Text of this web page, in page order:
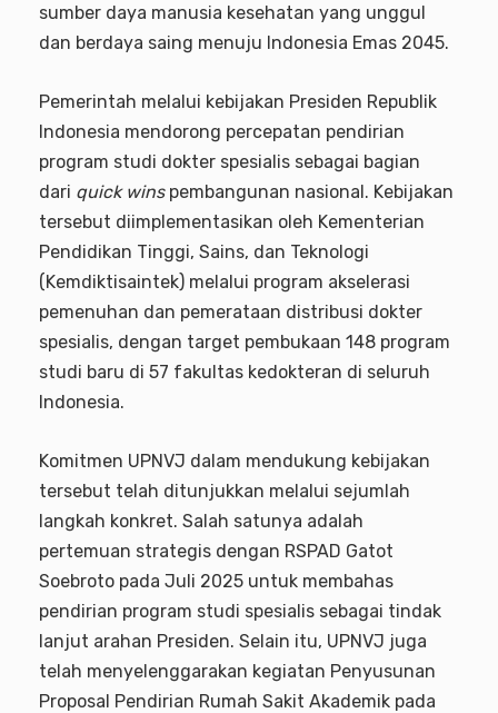
sumber daya manusia kesehatan yang unggul
dan berdaya saing menuju Indonesia Emas 2045.
Pemerintah melalui kebijakan Presiden Republik
Indonesia mendorong percepatan pendirian
program studi dokter spesialis sebagai bagian
dari quick winspembangunan nasional. Kebijakan
tersebut diimplementasikan oleh Kementerian
Pendidikan Tinggi, Sains, dan Teknologi
(Kemdiktisaintek) melalui program akselerasi
pemenuhan dan pemerataan distribusi dokter
spesialis, dengan target pembukaan 148 program
studi baru di 57 fakultas kedokteran di seluruh
Indonesia.
Komitmen UPNVJ dalam mendukung kebijakan
tersebut telah ditunjukkan melalui sejumlah
langkah konkret. Salah satunya adalah
pertemuan strategis dengan RSPAD Gatot
Soebroto pada Juli 2025 untuk membahas
pendirian program studi spesialis sebagai tindak
lanjut arahan Presiden. Selain itu, UPNVJ juga
telah menyelenggarakan kegiatan Penyusunan
Proposal Pendirian Rumah Sakit Akademik pada